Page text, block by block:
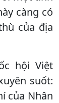
càng có
của địa
hội Việt
suốt:
của Nhân